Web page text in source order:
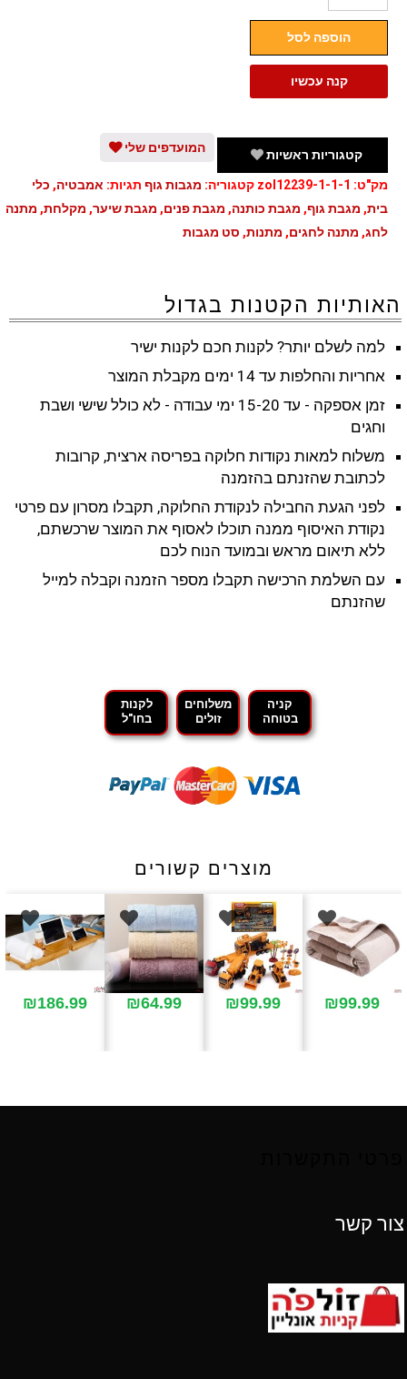
זוג
פנים
ס"מ
הוספה לסל
קנה עכשיו
קטגוריות ראשיות
המועדפים שלי
מק"ט: zol12239-1-1-1 קטגוריה: מגבות גוף תגיות: אמבטיה, כלי
בית, מגבת גוף, מגבת כותנה, מגבת פנים, מגבת שיער, מקלחת, מתנה
לחג, מתנה לחגים, מתנות, סט מגבות
האותיות הקטנות בגדול
למה לשלם יותר? לקנות חכם לקנות ישיר
אחריות והחלפות עד 14 ימים מקבלת המוצר
זמן אספקה - עד 15-20 ימי עבודה - לא כולל שישי ושבת
וחגים
משלוח למאות נקודות חלוקה בפריסה ארצית, קרובות
לכתובת שהזנתם בהזמנה
לפני הגעת החבילה לנקודת החלוקה, תקבלו מסרון עם פרטי
נקודת האיסוף ממנה תוכלו לאסוף את המוצר שרכשתם,
ללא תיאום מראש ובמועד הנוח לכם
עם השלמת הרכישה תקבלו מספר הזמנה וקבלה למייל
שהזנתם
קניה
בטוחה
משלוחים
זולים
לקנות
בחו"ל
מוצרים קשורים
₪99.99
₪99.99
₪64.99
₪186.99
צור קשר